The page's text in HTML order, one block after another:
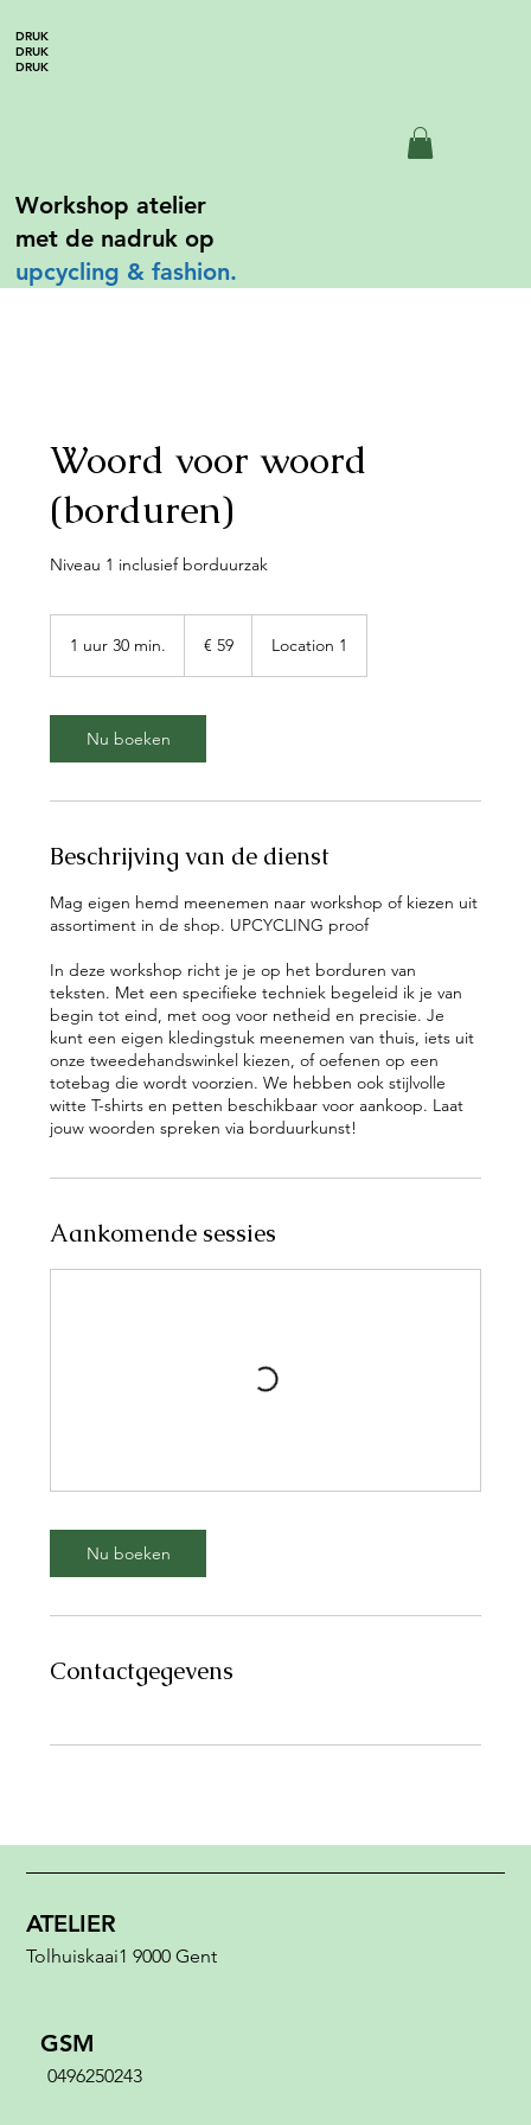
DRUK
DRUK
DRUK
Workshop atelier
met de nadruk op
upcycling & fashion.
Woord voor woord
(borduren)
Niveau 1 inclusief borduurzak
1 uur 30 min.
3
0
m
n
€ 59 Location 1
Nu boeken
Beschrijving van de dienst
Mag eigen hemd meenemen naar workshop of kiezen uit
assortiment in de shop. UPCYCLING proof
In deze workshop richt je je op het borduren van
teksten. Met een specifieke techniek begeleid ik je van
begin tot eind, met oog voor netheid en precisie. Je
kunt een eigen kledingstuk meenemen van thuis, iets uit
onze tweedehandswinkel kiezen, of oefenen op een
totebag die wordt voorzien. We hebben ook stijlvolle
witte T-shirts en petten beschikbaar voor aankoop. Laat
Aankomende sessies
Nu boeken
Contactgegevens
ATELIER
Tolhuiskaai1 9000 Gent
GSM
0496250243